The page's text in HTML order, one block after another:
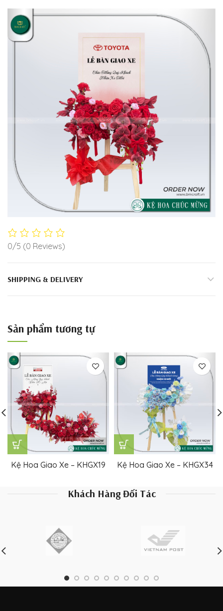
0/5 (0 Reviews)
SHIPPING & DELIVERY
Sản phẩm tương tự
Kệ Hoa Giao Xe – KHGX19 Kệ Hoa Giao Xe – KHGX34
Khách Hàng Đối Tác